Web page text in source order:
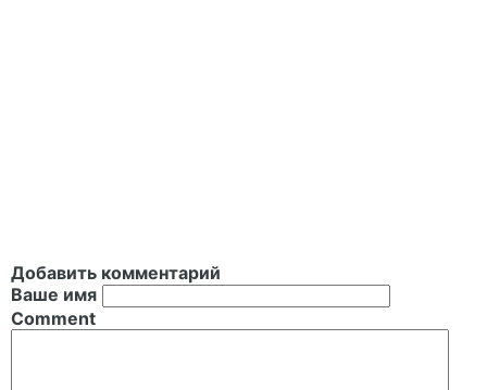
Добавить комментарий
Ваше имя
Comment